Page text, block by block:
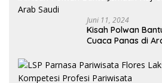
Juni 11, 2024
Kisah Polwan
Cuaca Panas di